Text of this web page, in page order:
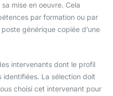
mise en oeuvre. Cela
par formation ou par
générique copiée d’une
intervenants dont le profil
La sélection doit
choisi cet intervenant pour